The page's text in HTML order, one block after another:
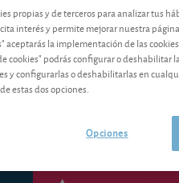
10 min.
El buen
En materia
propias y de terceros para analizar tus
interés y permite mejorar nuestra
aceptarás la implementación de las
cookies" podrás configurar o deshabilitar
y configurarlas o deshabilitarlas en
estas dos opciones.
Opciones